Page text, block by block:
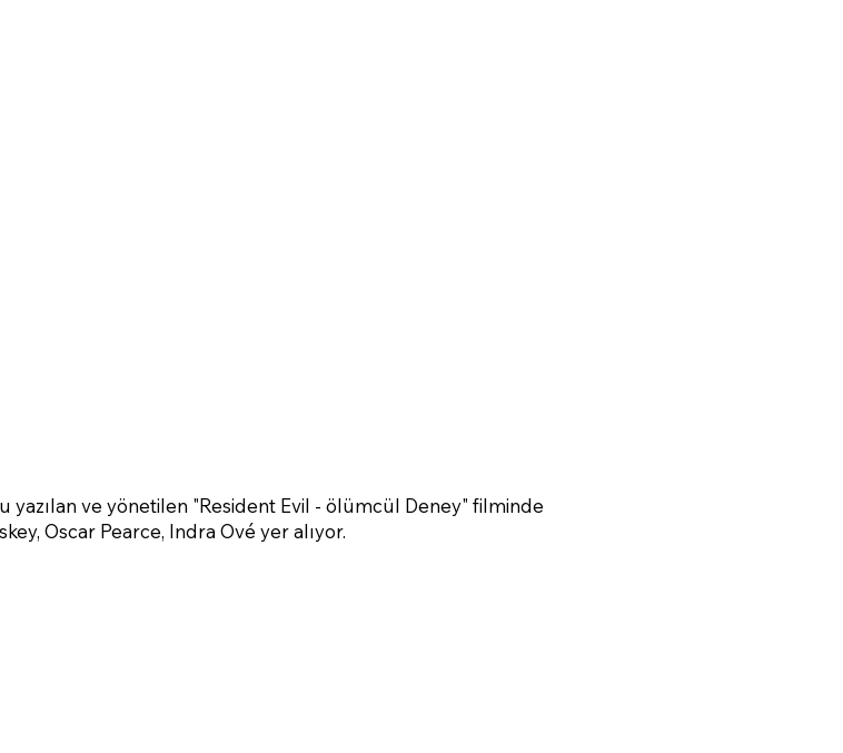
yazılan ve yönetilen "Resident Evil - ölümcül Deney" filminde
Oscar Pearce, Indra Ové yer alıyor.